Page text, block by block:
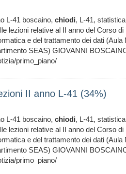
L-41 boscaino, chiodi, L-41,
lezioni relative al II anno del Corso
e del trattamento dei dati
SEAS) GIOVANNI
primo_piano/
II anno L-41 (34%)
L-41 boscaino, chiodi, L-41,
lezioni relative al II anno del Corso
e del trattamento dei dati
SEAS) GIOVANNI
primo_piano/